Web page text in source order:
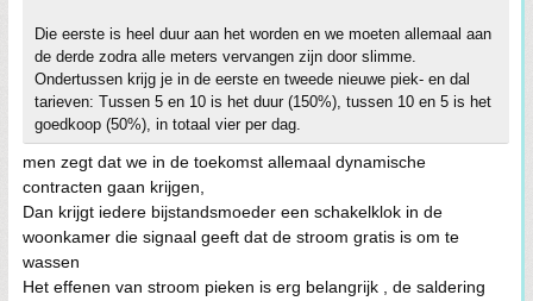
Die eerste is heel duur aan het worden en we moeten allemaal aan
de derde zodra alle meters vervangen zijn door slimme.
Ondertussen krijg je in de eerste en tweede nieuwe piek- en dal
tarieven: Tussen 5 en 10 is het duur (150%), tussen 10 en 5 is het
goedkoop (50%), in totaal vier per dag.
men zegt dat we in de toekomst allemaal dynamische
contracten gaan krijgen,
Dan krijgt iedere bijstandsmoeder een schakelklok in de
woonkamer die signaal geeft dat de stroom gratis is om te
wassen
Het effenen van stroom pieken is erg belangrijk , de saldering